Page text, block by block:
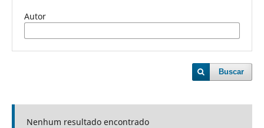
Autor
Buscar
Nenhum resultado encontrado